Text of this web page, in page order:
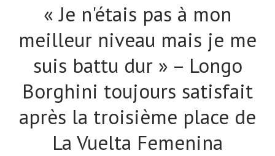
« Je n'étais pas à mon
meilleur niveau mais je me
suis battu dur » – Longo
Borghini toujours satisfait
après la troisième place de
La Vuelta Femenina